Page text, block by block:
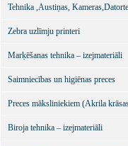
Tehnika ,Austiņas,
Zebra uzlīmju printeri
Marķēšanas tehnika – izejmateriāli
Saimniecības un higiēnas preces
Preces māksliniekiem (Akrila
Biroja tehnika – izejmateriāli